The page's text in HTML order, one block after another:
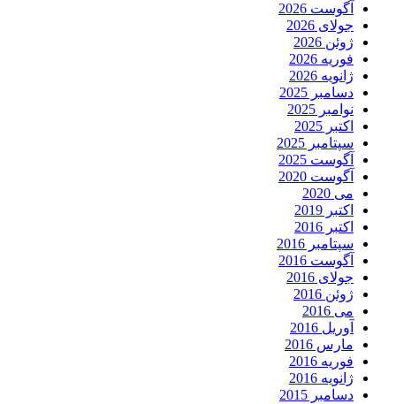
آگوست 2026
جولای 2026
ژوئن 2026
فوریه 2026
ژانویه 2026
دسامبر 2025
نوامبر 2025
اکتبر 2025
سپتامبر 2025
آگوست 2025
آگوست 2020
می 2020
اکتبر 2019
اکتبر 2016
سپتامبر 2016
آگوست 2016
جولای 2016
ژوئن 2016
می 2016
آوریل 2016
مارس 2016
فوریه 2016
ژانویه 2016
دسامبر 2015